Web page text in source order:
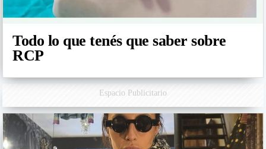
Todo lo que tenés que saber sobre
RCP
Espacio Publicitario